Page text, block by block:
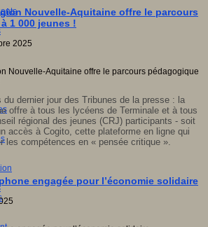
Nouvelle-Aquitaine offre le parcours
1 000 jeunes !
2025
du dernier jour des Tribunes de la presse : la
offre à tous les lycéens de Terminale et à tous
régional des jeunes (CRJ) participants - soit
accès à Cogito, cette plateforme en ligne qui
les compétences en « pensée critique ».
engagée pour l’économie solidaire